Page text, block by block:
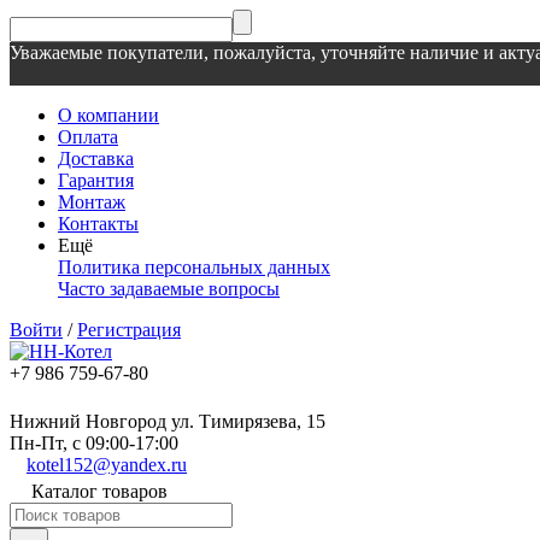
Уважаемые покупатели, пожалуйста, уточняйте наличие и
О компании
Оплата
Доставка
Гарантия
Монтаж
Контакты
Ещё
Политика персональных данных
Часто задаваемые вопросы
Войти /Регистрация
+7 986 759-67-80
Нижний Новгород ул. Тимирязева, 15
Пн-Пт, с 09:00-17:00
kotel152@yandex.ru
Каталог товаров